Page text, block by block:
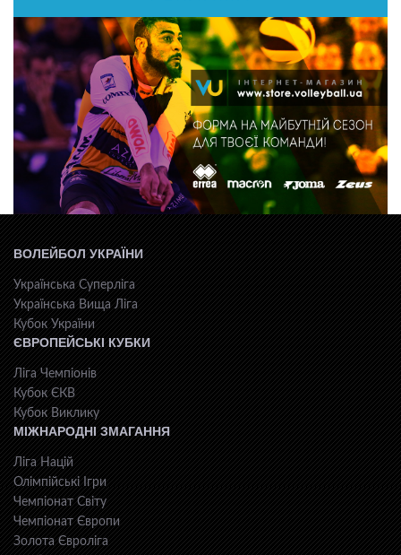
ВОЛЕЙБОЛ УКРАЇНИ
Українська Суперліга
Українська Вища Ліга
Кубок України
ЄВРОПЕЙСЬКІ КУБКИ
Ліга Чемпіонів
Кубок ЄКВ
Кубок Виклику
МІЖНАРОДНІ ЗМАГАННЯ
Ліга Націй
Олімпійські Ігри
Чемпіонат Світу
Чемпіонат Європи
Золота Євроліга